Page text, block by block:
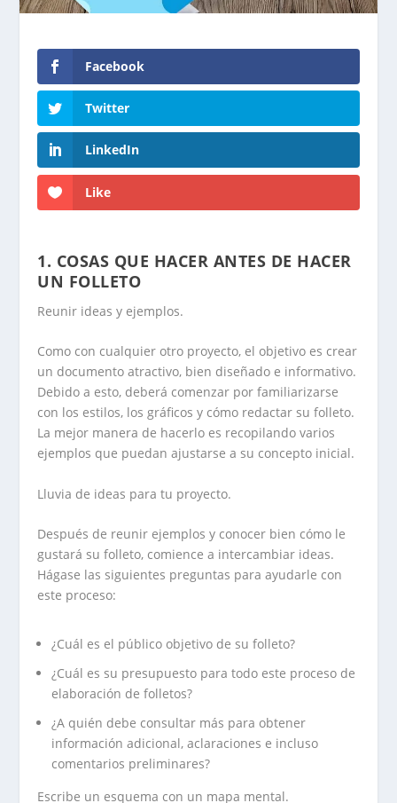
Facebook
Twitter
LinkedIn
Like
1. COSAS QUE HACER ANTES DE HACER
UN FOLLETO
Reunir ideas y ejemplos.
Como con cualquier otro proyecto, el objetivo es crear
un documento atractivo, bien diseñado e informativo.
Debido a esto, deberá comenzar por familiarizarse
con los estilos, los gráficos y cómo redactar su folleto.
La mejor manera de hacerlo es recopilando varios
ejemplos que puedan ajustarse a su concepto inicial.
Lluvia de ideas para tu proyecto.
Después de reunir ejemplos y conocer bien cómo le
gustará su folleto, comience a intercambiar ideas.
Hágase las siguientes preguntas para ayudarle con
este proceso:
¿Cuál es el público objetivo de su folleto?
¿Cuál es su presupuesto para todo este proceso de
elaboración de folletos?
¿A quién debe consultar más para obtener
información adicional, aclaraciones e incluso
comentarios preliminares?
Escribe un esquema con un mapa mental.